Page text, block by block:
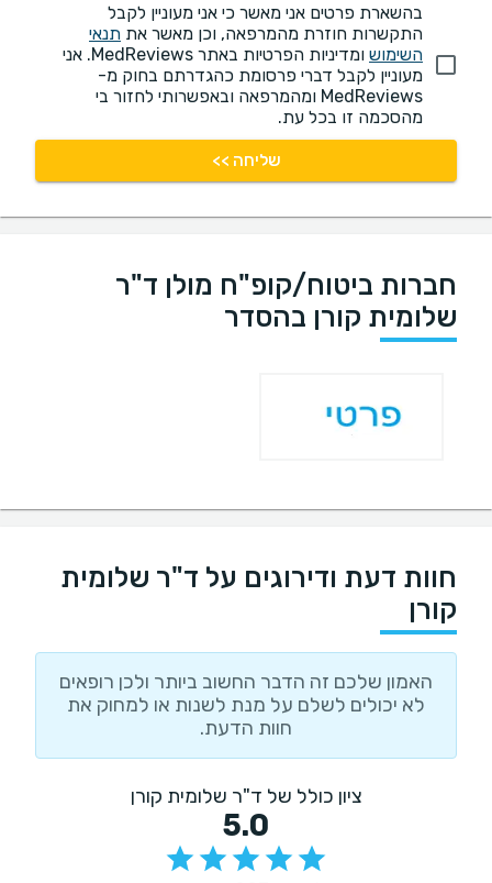
בהשארת פרטים אני מאשר כי אני מעוניין לקבל
התקשרות חוזרת מהמרפאה, וכן מאשר את תנאי
השימוש
ומדיניות הפרטיות באתר MedReviews. אני
מעוניין לקבל דברי פרסומת כהגדרתם בחוק מ-
MedReviews ומהמרפאה ובאפשרותי לחזור בי
מהסכמה זו בכל עת.
שליחה >>
חברות ביטוח/קופ"ח מולן ד"ר
שלומית קורן בהסדר
חוות דעת ודירוגים על ד"ר שלומית
קורן
האמון שלכם זה הדבר החשוב ביותר ולכן רופאים
לא יכולים לשלם על מנת לשנות או למחוק את
חוות הדעת.
ציון כולל של ד"ר שלומית קורן
5.0